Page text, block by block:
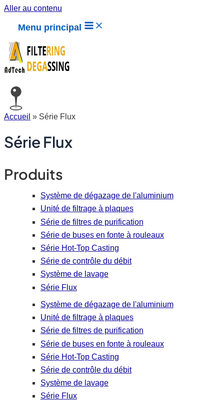
Aller au contenu
Menu principal
Accueil » Série Flux
Série Flux
Produits
Système de dégazage de l'aluminium
Unité de filtrage à plaques
Série de filtres de purification
Série de buses en fonte à rouleaux
Série Hot-Top Casting
Série de contrôle du débit
Système de lavage
Série Flux
Système de dégazage de l'aluminium
Unité de filtrage à plaques
Série de filtres de purification
Série de buses en fonte à rouleaux
Série Hot-Top Casting
Série de contrôle du débit
Système de lavage
Série Flux